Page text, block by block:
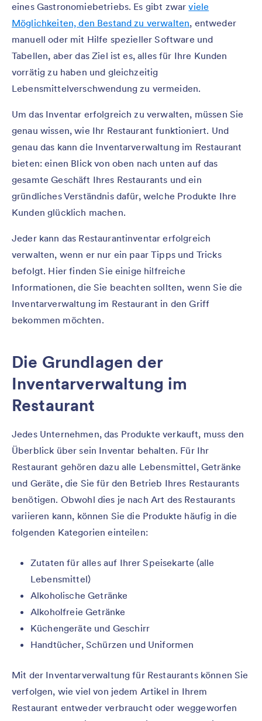
eines Gastronomiebetriebs. Es gibt zwarviele
Möglichkeiten, den Bestand zu verwalten, entweder
manuell oder mit Hilfe spezieller Software und
Tabellen, aber das Ziel ist es, alles für Ihre Kunden
vorrätig zu haben und gleichzeitig
Lebensmittelverschwendung zu vermeiden.
Um das Inventar erfolgreich zu verwalten, müssen Sie
genau wissen, wie Ihr Restaurant funktioniert. Und
genau das kann die Inventarverwaltung im Restaurant
bieten: einen Blick von oben nach unten auf das
gesamte Geschäft Ihres Restaurants und ein
gründliches Verständnis dafür, welche Produkte Ihre
Kunden glücklich machen.
Jeder kann das Restaurantinventar erfolgreich
verwalten, wenn er nur ein paar Tipps und Tricks
befolgt. Hier finden Sie einige hilfreiche
Informationen, die Sie beachten sollten, wenn Sie die
Inventarverwaltung im Restaurant in den Griff
bekommen möchten.
Die Grundlagen der
Inventarverwaltung im
Restaurant
Jedes Unternehmen, das Produkte verkauft, muss den
Überblick über sein Inventar behalten. Für Ihr
Restaurant gehören dazu alle Lebensmittel, Getränke
und Geräte, die Sie für den Betrieb Ihres Restaurants
benötigen. Obwohl dies je nach Art des Restaurants
variieren kann, können Sie die Produkte häufig in die
folgenden Kategorien einteilen:
Zutaten für alles auf Ihrer Speisekarte (alle
Lebensmittel)
Alkoholische Getränke
Alkoholfreie Getränke
Küchengeräte und Geschirr
Handtücher, Schürzen und Uniformen
Mit der Inventarverwaltung für Restaurants können Sie
verfolgen, wie viel von jedem Artikel in Ihrem
Restaurant entweder verbraucht oder weggeworfen